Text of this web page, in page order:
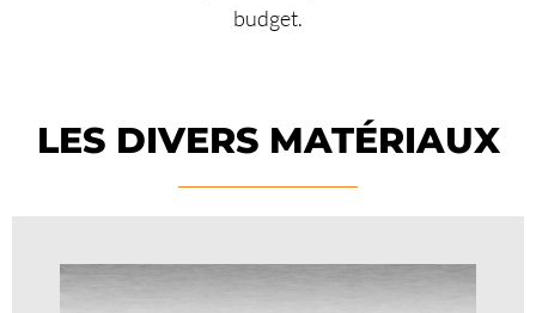
budget.
LES DIVERS MATÉRIAUX